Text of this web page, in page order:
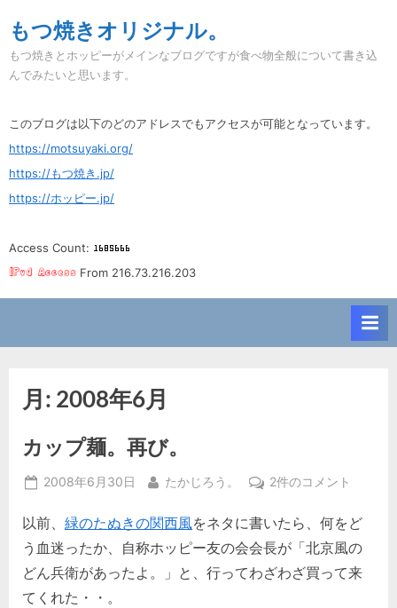
to
content
もつ焼きオリジナル。
もつ焼きとホッピーがメインなブログですが食べ物全般について書き込
んでみたいと思います。
このブログは以下のどのアドレスでもアクセスが可能となっています。
https://motsuyaki.org/
https://もつ焼き.jp/
https://ホッピー.jp/
Access Count:
From 216.73.216.203
月: 2008年6月
カップ麺。再び。
Posted
2008年6月30日 By
たかじろう。
カ
プ
麺。
び。
2件のコメント
以前、 緑のたぬきの関西風をネタに書いたら、何をど
う血迷ったか、自称ホッピー友の会会長が「北京風の
どん兵衛があったよ。」と、行ってわざわざ買って来
てくれた・・。